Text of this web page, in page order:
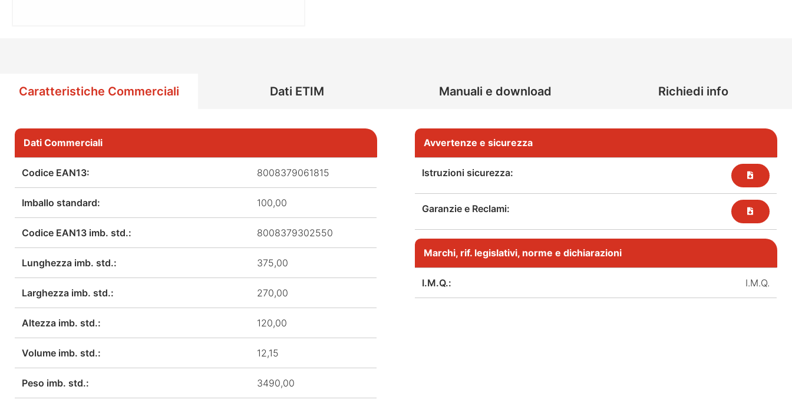
Caratteristiche Commerciali Dati ETIM Manuali e download Richiedi info
Dati Commerciali
Codice EAN13: 8008379061815
Imballo standard: 100,00
Codice EAN13 imb. std.: 8008379302550
Lunghezza imb. std.: 375,00
Larghezza imb. std.: 270,00
Altezza imb. std.: 120,00
Volume imb. std.: 12,15
Peso imb. std.: 3490,00
Avvertenze e sicurezza
Istruzioni sicurezza:
Garanzie e Reclami:
Marchi, rif. legislativi, norme e dichiarazioni
I.M.Q.: I.M.Q.